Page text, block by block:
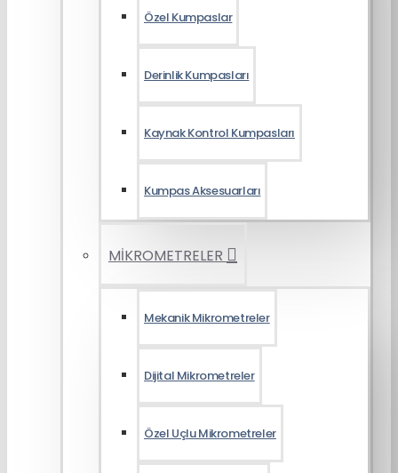
Özel Kumpaslar
Derinlik Kumpasları
Kaynak Kontrol Kumpasları
Kumpas Aksesuarları
MİKROMETRELER
Mekanik Mikrometreler
Dijital Mikrometreler
Özel Uçlu Mikrometreler